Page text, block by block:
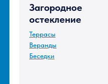
Загородное
остекление
Террасы
Веранды
Беседки